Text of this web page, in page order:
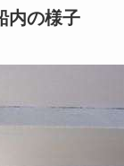
内の様子